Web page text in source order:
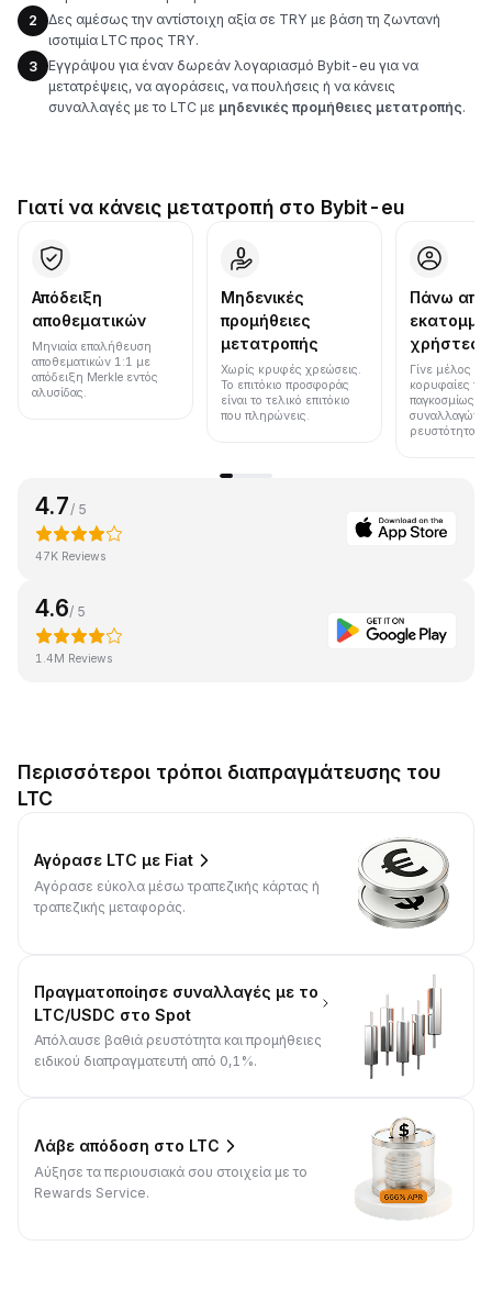
2
Δες αμέσως την αντίστοιχη αξία σε TRY με βάση τη ζωντανή
ισοτιμία LTC προς TRY.
3
Εγγράψου για έναν δωρεάν λογαριασμό Bybit-eu για να
μετατρέψεις, να αγοράσεις, να πουλήσεις ή να κάνεις
συναλλαγές με το LTC με μηδενικές προμήθειες μετατροπής.
Γιατί να κάνεις μετατροπή στο Bybit-eu
Απόδειξη
αποθεματικών
Μηνιαία επαλήθευση
αποθεματικών 1:1 με
απόδειξη Merkle εντός
αλυσίδας.
Μηδενικές
προμήθειες
μετατροπής
Χωρίς κρυφές χρεώσεις.
Το επιτόκιο προσφοράς
είναι το τελικό επιτόκιο
που πληρώνεις.
Πάνω από
χρήστες
Γίνε μέλος
κορυφαίες
παγκοσμίως
συναλλαγών
ρευστότητα.
4.7 / 5
47K Reviews
4.6/ 5
1.4M Reviews
Περισσότεροι τρόποι διαπραγμάτευσης του
LTC
Αγόρασε LTC με Fiat
Αγόρασε εύκολα μέσω τραπεζικής κάρτας ή
τραπεζικής μεταφοράς.
Πραγματοποίησε συναλλαγές με το
LTC/USDC στο Spot
Απόλαυσε βαθιά ρευστότητα και προμήθειες
ειδικού διαπραγματευτή από 0,1%.
Λάβε απόδοση στο LTC
Αύξησε τα περιουσιακά σου στοιχεία με το
Rewards Service.